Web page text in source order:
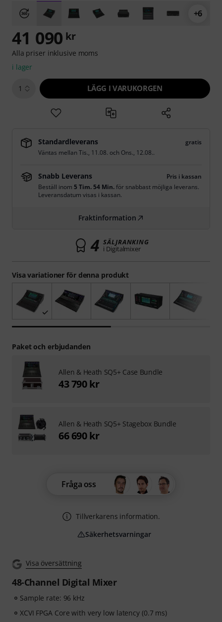
+6
Visa översättning
48-Channel Digital Mixer
Sample rate: 96 kHz
XCVI FPGA Core with very low latency (0.7 ms)
Visa variationer för denna produkt
41 090 kr
Alla priser inklusive moms
i lager
1 LÄGG I VARUKORGEN
Standardleverans
gratis
Väntas mellanTis., 11.08. och Ons., 12.08..
Snabb Leverans
Pris i kassan
Beställ inom 5 Tim. 54 Min.för snabbast möjliga leverans.
Leveransdatum visas i kassan.
Fraktinformation
4 SÄLJRANKING
i Digitalmixer
Fråga oss
Tillverkarens information.
Säkerhetsvarningar
Paket och erbjudanden
Allen & Heath SQ5+ Case Bundle
43 790 kr
Allen & Heath SQ5+ Stagebox Bundle
66 690 kr